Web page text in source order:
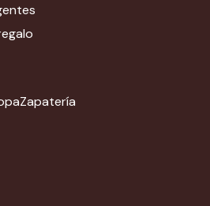
Zapatería